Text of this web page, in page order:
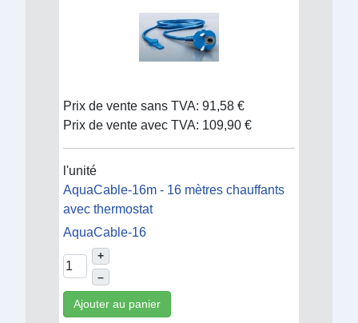
Prix de vente sans TVA: 91,58 €
Prix de vente avec TVA: 109,90 €
l'unité
AquaCable-16m - 16 mètres chauffants
avec thermostat
AquaCable-16
+
–
Ajouter au panier